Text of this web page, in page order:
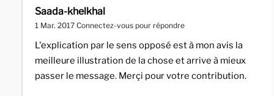
Saada-khelkhal
1 Mar. 2017 Connectez-vous pour répondre
L'explication par le sens opposé est à mon avis la
meilleure illustration de la chose et arrive à mieux
passer le message. Merçi pour votre contribution.